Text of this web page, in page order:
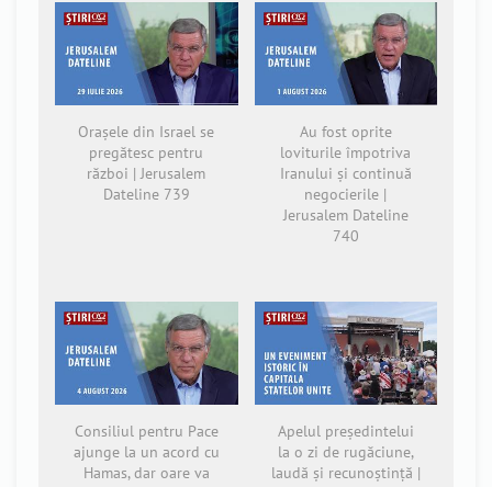
Orașele din Israel se
pregătesc pentru
război | Jerusalem
Dateline 739
Au fost oprite
loviturile împotriva
Iranului și continuă
negocierile |
Jerusalem Dateline
740
Consiliul pentru Pace
ajunge la un acord cu
Hamas, dar oare va
Apelul președintelui
la o zi de rugăciune,
laudă și recunoștință |